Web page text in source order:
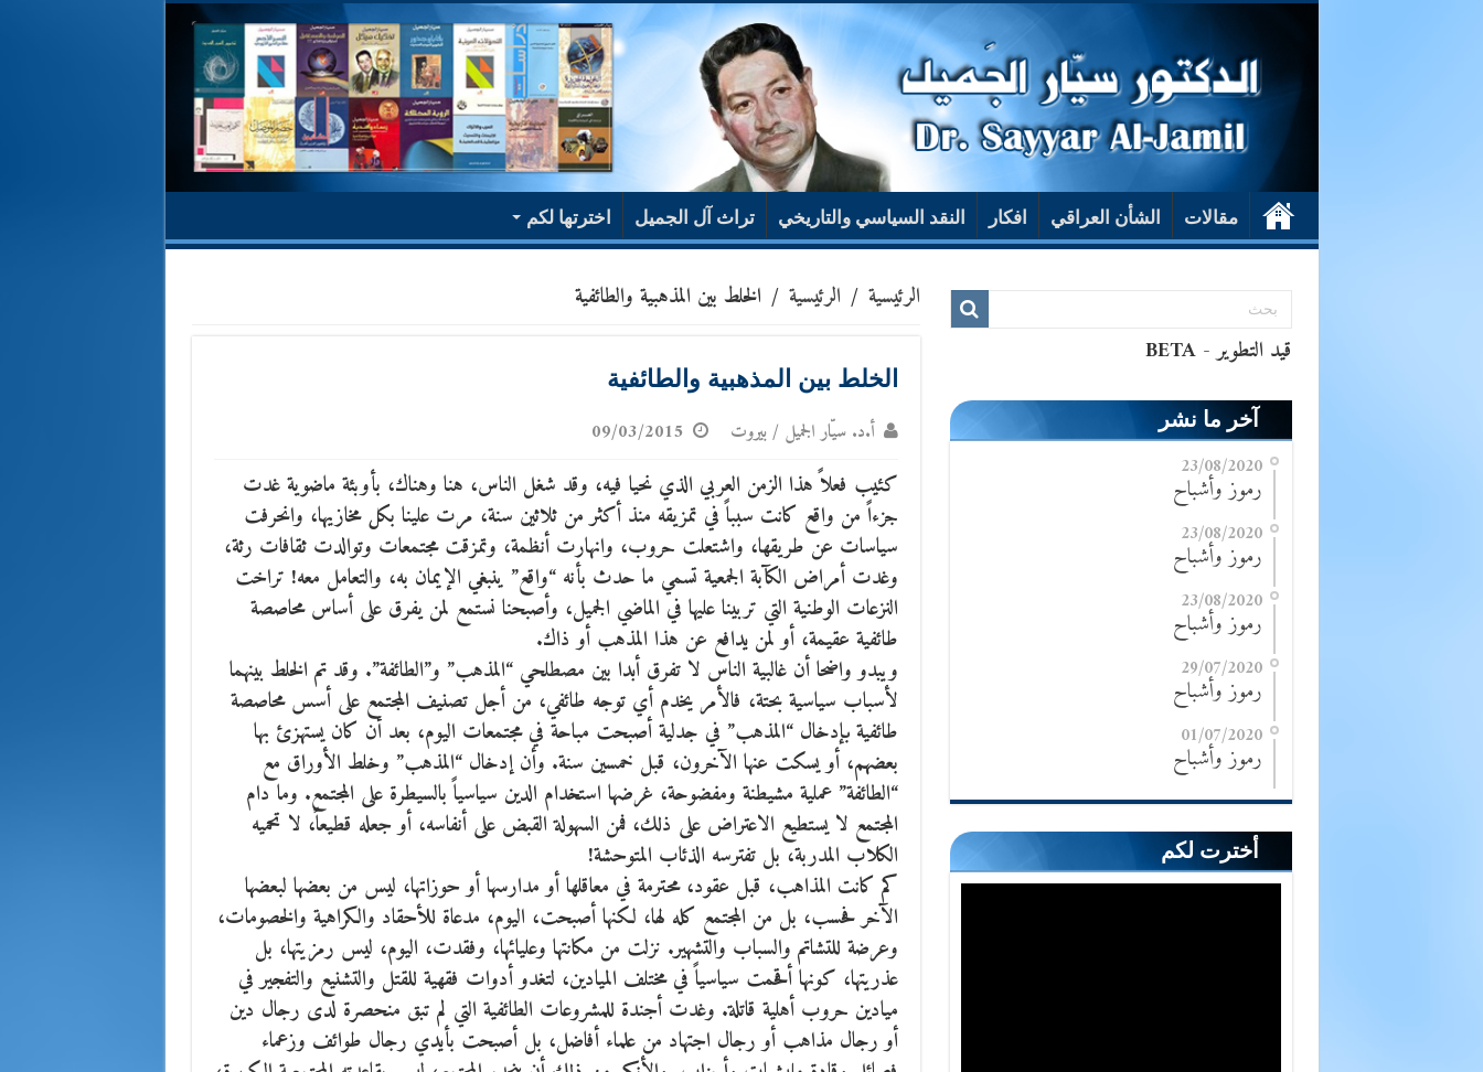
مقالات الشأن العراقي افكار النقد السياسي والتاريخي تراث آل الجميل اخترتها لكم
الرئيسية / الرئيسية / الخلط بين المذهبية والطائفية
الخلط بين المذهبية والطائفية
أ.د. سيّار الجميل / بيروت 09/03/2015
كئيب فعلاً هذا الزمن العربي الذي نحيا فيه، وقد شغل الناس، هنا وهناك، بأوبئة ماضوية غدت
جزءاً من واقع كانت سبباً في تمزيقه منذ أكثر من ثلاثين سنة، مرت علينا بكل مخازيها، وانحرفت
سياسات عن طريقها، واشتعلت حروب، وانهارت أنظمة، وتمزقت مجتمعات وتوالدت ثقافات رثة،
وغدت أمراض الكآبة الجمعية تسمي ما حدث بأنه “واقع” ينبغي الإيمان به، والتعامل معه! تراخت
النزعات الوطنية التي تربينا عليها في الماضي الجميل، وأصبحنا نستمع لمن يفرق على أساس محاصصة
طائفية عقيمة، أو لمن يدافع عن هذا المذهب أو ذاك.
ويبدو واضحا أن غالبية الناس لا تفرق أبدا بين مصطلحي “المذهب” و”الطائفة”. وقد تم الخلط بينهما
لأسباب سياسية بحتة، فالأمر يخدم أي توجه طائفي، من أجل تصنيف المجتمع على أسس محاصصة
طائفية بإدخال “المذهب” في جدلية أصبحت مباحة في مجتمعات اليوم، بعد أن كان يستهزئ بها
بعضهم، أو يسكت عنها الآخرون، قبل خمسين سنة. وأن إدخال “المذهب” وخلط الأوراق مع
“الطائفة” عملية مشيطنة ومفضوحة، غرضها استخدام الدين سياسياً بالسيطرة على المجتمع. وما دام
المجتمع لا يستطيع الاعتراض على ذلك، فمن السهولة القبض على أنفاسه، أو جعله قطيعاً، لا تحميه
الكلاب المدربة، بل تفترسه الذئاب المتوحشة!
كم كانت المذاهب، قبل عقود، محترمة في معاقلها أو مدارسها أو حوزاتها، ليس من بعضها لبعضها
الآخر فحسب، بل من المجتمع كله لها، لكنها أصبحت، اليوم، مدعاة للأحقاد والكراهية والخصومات،
وعرضة للتشاتم والسباب والتشهير. نزلت من مكانتها وعليائها، وفقدت، اليوم، ليس رمزيتها، بل
عذريتها، كونها أقحمت سياسياً في مختلف الميادين، لتغدو أدوات فقهية للقتل والتشنيع والتفجير في
ميادين حروب أهلية قاتلة. وغدت أجندة للمشروعات الطائفية التي لم تبق منحصرة لدى رجال دين
أو رجال مذاهب أو رجال اجتهاد من علماء أفاضل، بل أصبحت بأيدي رجال طوائف وزعماء
آخر ما نشر
23/08/2020
رموز وأشباح
23/08/2020
رموز وأشباح
23/08/2020
رموز وأشباح
29/07/2020
رموز وأشباح
01/07/2020
رموز وأشباح
أخترت لكم